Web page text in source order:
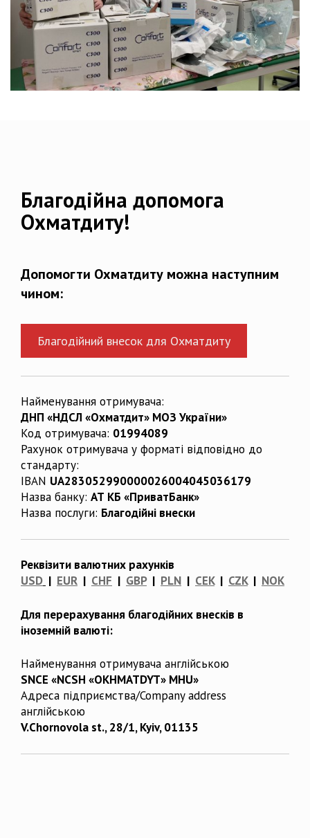
Благодійна допомога
Охматдиту!
Допомогти Охматдиту можна наступним
чином:
Благодійний внесок для Охматдиту
Найменування отримувача:
ДНП «НДСЛ «Охматдит» МОЗ України»
Код отримувача: 01994089
Рахунок отримувача у форматі відповідно до
стандарту:
IBAN UA283052990000026004045036179
Назва банку: АТ КБ «ПриватБанк»
Назва послуги: Благодійні внески
Реквізити валютних рахунків
USD | EUR | CHF | GBP| PLN | CEK| CZK| NOK
Для перерахування благодійних внесків в
іноземній валюті:
Найменування отримувача англійською
SNCE «NCSH «OKHMATDYT» MHU»
Адреса підприємства/Company address
англійською
V.Chornovola st., 28/1, Kyiv, 01135